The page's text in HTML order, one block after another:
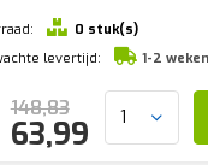
0 stuk(s)
levertijd:
1-2 weken
148,83
63,99